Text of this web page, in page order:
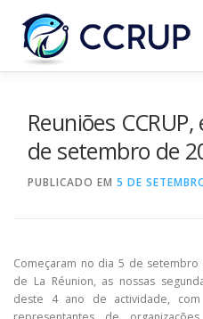
Reuniões
de setembro de
PUBLICADO EM 5 DE
Começaram no dia 5 de
de La Réunion, as nossas
deste 4 ano de actividade,